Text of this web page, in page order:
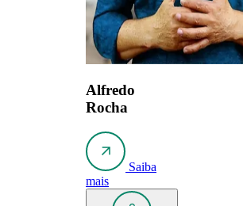
Alfredo
Rocha
Saiba
mais